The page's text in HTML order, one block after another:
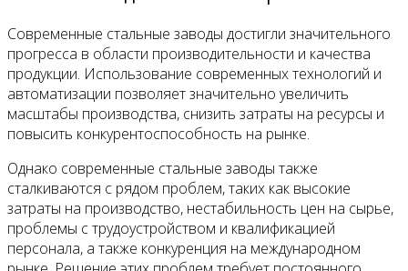
Современные стальные заводы достигли значительного
прогресса в области производительности и качества
продукции. Использование современных технологий и
автоматизации позволяет значительно увеличить
масштабы производства, снизить затраты на ресурсы и
повысить конкурентоспособность на рынке.
Однако современные стальные заводы также
сталкиваются с рядом проблем, таких как высокие
затраты на производство, нестабильность цен на сырье,
проблемы с трудоустройством и квалификацией
персонала, а также конкуренция на международном